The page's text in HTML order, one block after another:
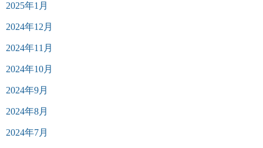
2025年1月
2024年12月
2024年11月
2024年10月
2024年9月
2024年8月
2024年7月